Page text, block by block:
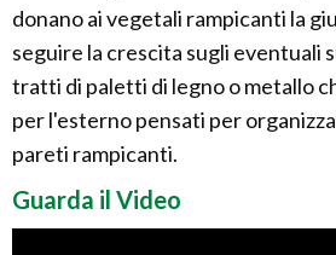
donano ai vegetali rampicanti la
seguire la crescita sugli eventuali
tratti di paletti di legno o metallo
per l'esterno pensati per
pareti rampicanti.
Guarda il Video